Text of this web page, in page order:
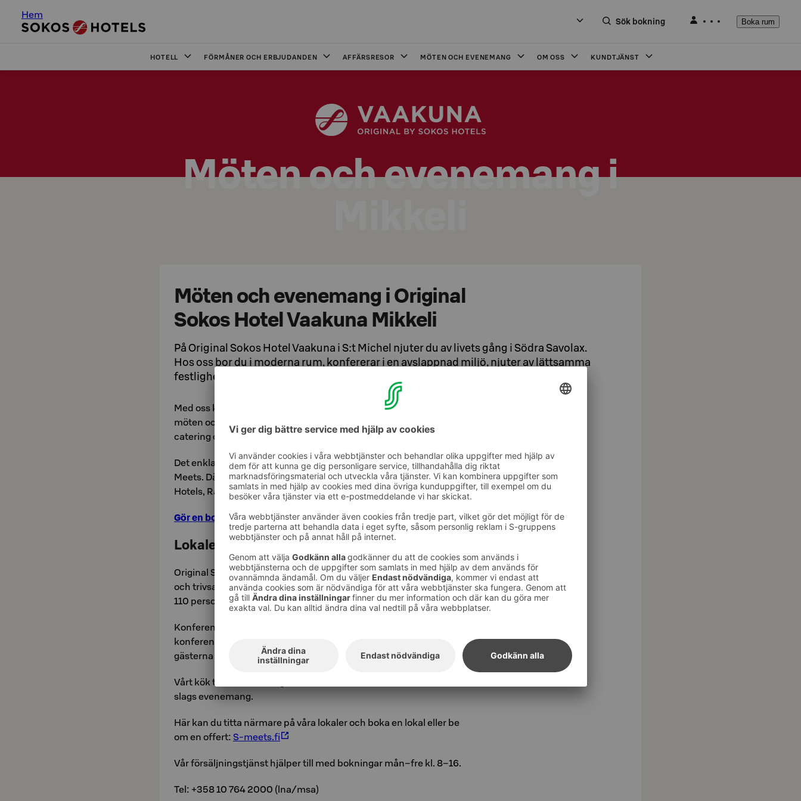
Hem
Sök bokning Boka rum
HOTELL FÖRMÅNER OCH ERBJUDANDEN AFFÄRSRESOR MÖTEN OCH EVENEMANG OM OSS KUNDTJÄNST
Möten och evenemang i
Möten och evenemang i Original
Sokos Hotel Vaakuna Mikkeli
På Original Sokos Hotel Vaakuna i S:t Michel njuter du av livets gång i Södra Savolax.
Hos oss bor du i moderna rum, konfererar i en avslappnad miljö, njuter av lättsamma
festligheter eller har roligt i bastun med goda vänner.
Med oss kan du organisera dina mest framgångsrika evenemang,
möten och fester. Vi erbjuder allt för ditt tillfälle: lokaler, teknik,
catering och atmosfär.
Det enklaste sättet att boka våra evenemangstjänster är via S-
Meets. Där hittar du över 500 bokningsbara utrymmen på Sokos
Hotels, Radisson Hotels i Finland och restauranger.
Gör en bokning på S-Meets.fi
Lokaler på vårt hotell
Original Sokos Hotel Vaakuna i S:t Michel har fyra nyrenoverade
och trivsamma konferenslokaler och ett auditorium med plats för
110 personer.
Konferensrummen är utrustade med modern mötesteknik och
konferensvärden ser till att ert evenemang går smidigt och
gästerna trivs.
Vårt kök trollar fram rikligt med välsmakande konferensmat för alla
slags evenemang.
Här kan du titta närmare på våra lokaler och boka en lokal eller be
om en offert: S-meets.fi
Vår försäljningstjänst hjälper till med bokningar mån–fre kl. 8–16.
Tel: +358 10 764 2000 (lna/msa)